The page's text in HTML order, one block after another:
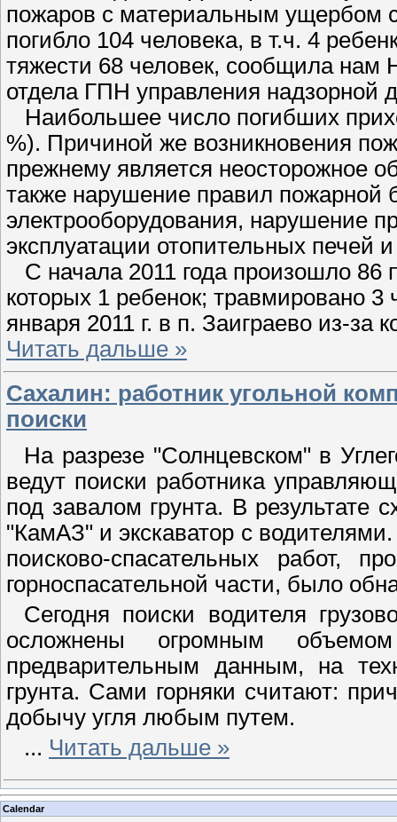
пожаров с материальным ущербом
погибло 104 человека, в т.ч. 4
тяжести 68 человек, сообщила нам
отдела ГПН управления
Наибольшее число погибших
%). Причиной же возникновения
прежнему является неосторожное
также нарушение правил пожарной
электрооборудования, нарушение
эксплуатации отопительных
С начала 2011 года произошло 86
которых 1 ребенок; травмировано 3
января 2011 г. в п. Заиграево из-за
Читать дальше »
Сахалин: работник угольной
поиски
На разрезе "Солнцевском" в
ведут поиски работника
под завалом грунта. В результате
"КамАЗ" и экскаватор с
поисково-спасательных работ,
горноспасательной части, было
Сегодня поиски водителя
осложнены огромным
предварительным данным, на
грунта. Сами горняки считают:
добычу угля любым путем.
... Читать дальше »
Calendar